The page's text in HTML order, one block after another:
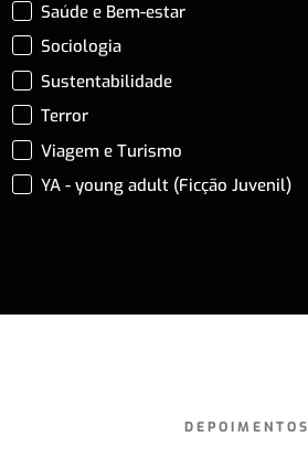
Saúde e Bem-estar
Sociologia
Sustentabilidade
Terror
Viagem e Turismo
YA - young adult (Ficção Juvenil)
DEPOIMENTOS